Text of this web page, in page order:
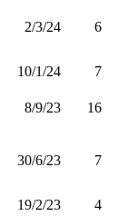
6
2/3/24
7
10/1/24
16
8/9/23
7
30/6/23
4
19/2/23